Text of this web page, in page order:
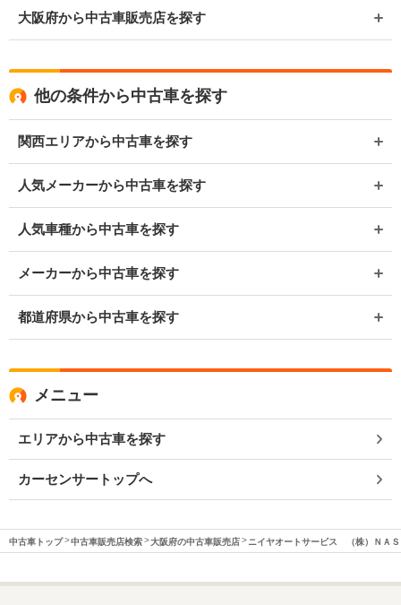
大阪府から中古車販売店を探す
他の条件から中古車を探す
関西エリアから中古車を探す
人気メーカーから中古車を探す
人気車種から中古車を探す
メーカーから中古車を探す
都道府県から中古車を探す
メニュー
エリアから中古車を探す
カーセンサートップへ
中古車トップ 中古車販売店検索 大阪府の中古車販売店 ニイヤオートサービス （株）ＮＡＳ